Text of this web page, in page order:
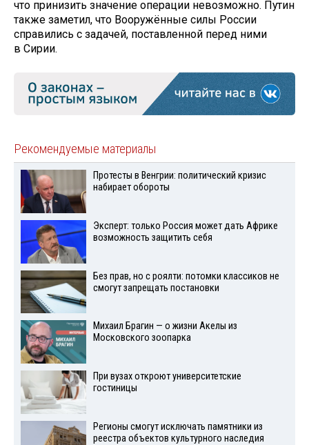
что принизить значение операции невозможно. Путин
также заметил, что Вооружённые силы России
справились с задачей, поставленной перед ними
в Сирии.
Рекомендуемые материалы
Протесты в Венгрии: политический кризис
набирает обороты
Эксперт: только Россия может дать Африке
возможность защитить себя
Без прав, но с роялти: потомки классиков не
смогут запрещать постановки
Михаил Брагин — о жизни Акелы из
Московского зоопарка
При вузах откроют университетские
гостиницы
Регионы смогут исключать памятники из
реестра объектов культурного наследия